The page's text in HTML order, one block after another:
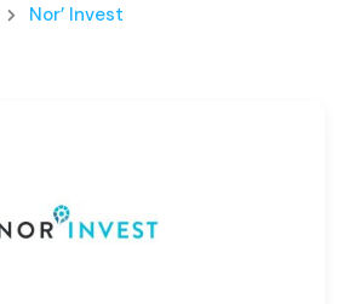
Nor’ Invest